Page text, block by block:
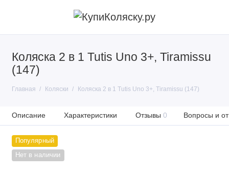
Коляска 2 в 1 Tutis Uno 3+, Tiramissu
(147)
Главная Коляски Коляска 2 в 1 Tutis Uno 3+, Tiramissu (147)
Описание Характеристики Отзывы 0 Вопросы и
Популярный
Нет в наличии